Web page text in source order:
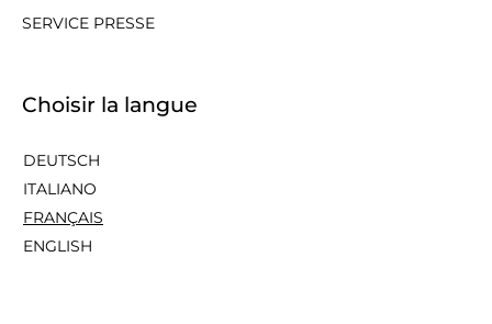
SERVICE PRESSE
Choisir la langue
DEUTSCH
ITALIANO
FRANÇAIS
ENGLISH